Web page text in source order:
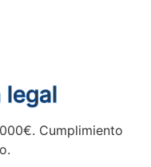
legal
Cumplimiento